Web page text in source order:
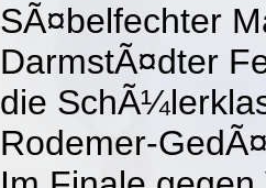
SÃ¤belfechter
DarmstÃ¤dter
die
Rodemer-